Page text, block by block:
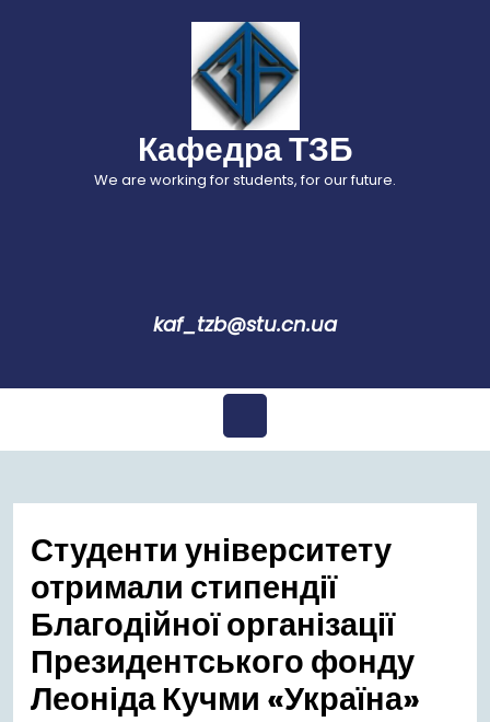
Кафедра ТЗБ
We are working for students, for our future.
kaf_tzb@stu.cn.ua
Відкрити
меню
Студенти університету
отримали стипендії
Благодійної організації
Президентського фонду
Леоніда Кучми «Україна»